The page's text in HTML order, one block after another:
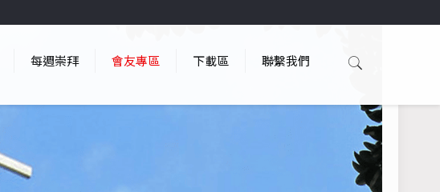
每週崇拜 會友專區 下載區 聯繫我們